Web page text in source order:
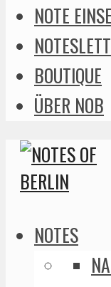
NOTE
BOUTIQUE
ÜBER NOB
NOTES